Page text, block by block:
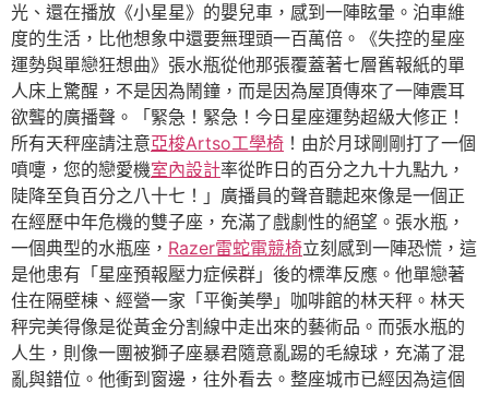
光、還在播放《小星星》的嬰兒車，感到一陣眩暈。泊車維
度的生活，比他想象中還要無理頭一百萬倍。《失控的星座
運勢與單戀狂想曲》張水瓶從他那張覆蓋著七層舊報紙的單
人床上驚醒，不是因為鬧鐘，而是因為屋頂傳來了一陣震耳
欲聾的廣播聲。「緊急！緊急！今日星座運勢超級大修正！
所有天秤座請注意亞梭Artso工學椅 ！由於月球剛剛打了一個
噴嚏，您的戀愛機室內設計率從昨日的百分之九十九點九，
陡降至負百分之八十七！」廣播員的聲音聽起來像是一個正
在經歷中年危機的雙子座，充滿了戲劇性的絕望。張水瓶，
一個典型的水瓶座， Razer雷蛇電競椅立刻感到一陣恐慌，這
是他患有「星座預報壓力症候群」後的標準反應。他單戀著
住在隔壁棟、經營一家「平衡美學」咖啡館的林天秤。林天
秤完美得像是從黃金分割線中走出來的藝術品。而張水瓶的
人生，則像一團被獅子座暴君隨意亂踢的毛線球，充滿了混
亂與錯位。他衝到窗邊，往外看去。整座城市已經因為這個